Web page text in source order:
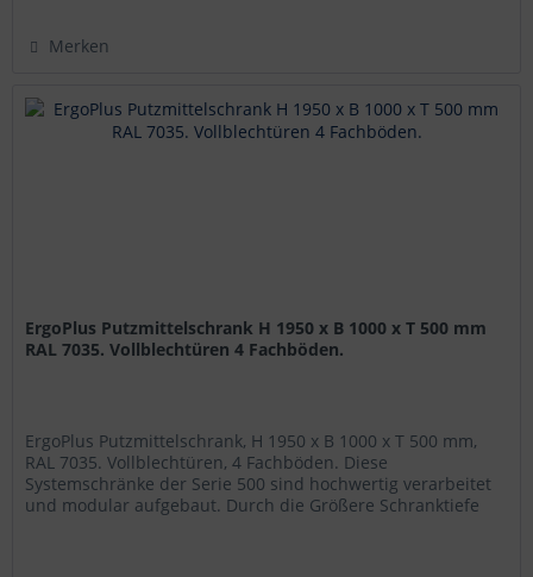
Merken
ErgoPlus Putzmittelschrank H 1950 x B 1000 x T 500 mm
RAL 7035. Vollblechtüren 4 Fachböden.
ErgoPlus Putzmittelschrank, H 1950 x B 1000 x T 500 mm,
RAL 7035. Vollblechtüren, 4 Fachböden. Diese
Systemschränke der Serie 500 sind hochwertig verarbeitet
und modular aufgebaut. Durch die Größere Schranktiefe